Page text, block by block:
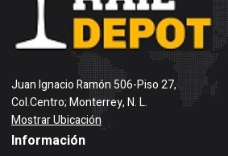
Juan Ignacio Ramón 506-Piso 27,
Col.Centro; Monterrey, N. L.
Mostrar Ubicación
Información